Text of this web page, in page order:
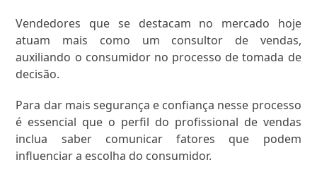
Vendedores que se destacam no mercado hoje
atuam mais como um consultor de vendas,
auxiliando o consumidor no processo de tomada de
decisão.
Para dar mais segurança e confiança nesse processo
é essencial que o perfil do profissional de vendas
inclua saber comunicar fatores que podem
influenciar a escolha do consumidor.